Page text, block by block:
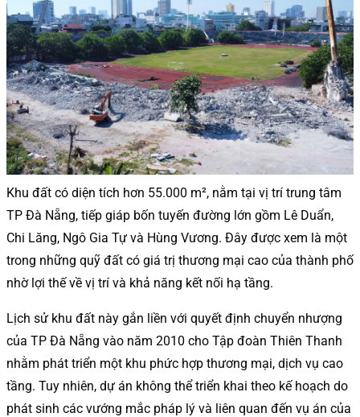
Khu đất có diện tích hơn 55.000 m², nằm tại vị trí trung tâm
TP Đà Nẵng, tiếp giáp bốn tuyến đường lớn gồm Lê Duẩn,
Chi Lăng, Ngô Gia Tự và Hùng Vương. Đây được xem là một
trong những quỹ đất có giá trị thương mại cao của thành phố
nhờ lợi thế về vị trí và khả năng kết nối hạ tầng.
Lịch sử khu đất này gắn liền với quyết định chuyển nhượng
của TP Đà Nẵng vào năm 2010 cho Tập đoàn Thiên Thanh
nhằm phát triển một khu phức hợp thương mại, dịch vụ cao
tầng. Tuy nhiên, dự án không thể triển khai theo kế hoạch do
phát sinh các vướng mắc pháp lý và liên quan đến vụ án của